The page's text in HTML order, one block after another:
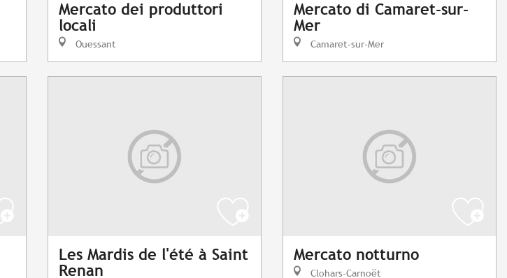
Mercato dei produttori
locali
Ouessant
Mercato di Camaret-sur-
Mer
Camaret-sur-Mer
Les Mardis de l'été à Saint
Renan
Mercato notturno
Clohars-Carnoët